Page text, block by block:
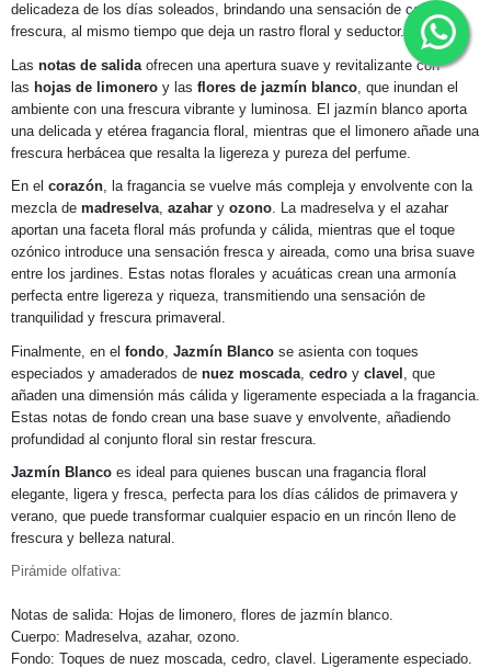
delicadeza de los días soleados, brindando una sensación de calma y
frescura, al mismo tiempo que deja un rastro floral y seductor.
Las notas de salidaofrecen una apertura suave y revitalizante con
las hojas de limoneroy las flores de jazmín blanco, que inundan el
ambiente con una frescura vibrante y luminosa. El jazmín blanco aporta
una delicada y etérea fragancia floral, mientras que el limonero añade una
frescura herbácea que resalta la ligereza y pureza del perfume.
En el corazón, la fragancia se vuelve más compleja y envolvente con la
mezcla de madreselva, azahary ozono. La madreselva y el azahar
aportan una faceta floral más profunda y cálida, mientras que el toque
ozónico introduce una sensación fresca y aireada, como una brisa suave
entre los jardines. Estas notas florales y acuáticas crean una armonía
perfecta entre ligereza y riqueza, transmitiendo una sensación de
tranquilidad y frescura primaveral.
Finalmente, en el fondo, Jazmín Blancose asienta con toques
especiados y amaderados de nuez moscada, cedroy clavel , que
añaden una dimensión más cálida y ligeramente especiada a la fragancia.
Estas notas de fondo crean una base suave y envolvente, añadiendo
profundidad al conjunto floral sin restar frescura.
Jazmín Blancoes ideal para quienes buscan una fragancia floral
elegante, ligera y fresca, perfecta para los días cálidos de primavera y
verano, que puede transformar cualquier espacio en un rincón lleno de
frescura y belleza natural.
Pirámide olfativa:
Notas de salida: Hojas de limonero, flores de jazmín blanco.
Cuerpo: Madreselva, azahar, ozono.
Fondo: Toques de nuez moscada, cedro, clavel. Ligeramente especiado.